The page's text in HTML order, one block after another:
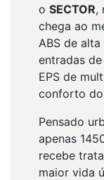
o SECTOR,
chega ao
ABS de
entradas
EPS de
conforto
Pensado
apenas
recebe
maior vida